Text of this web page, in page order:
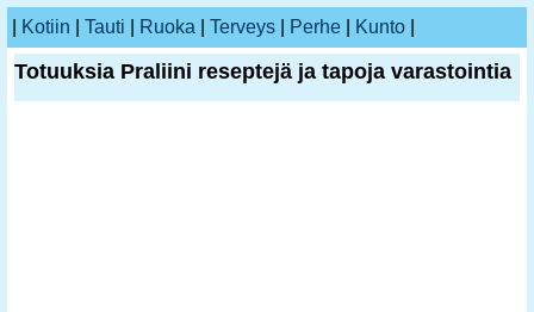
Kotiin Tauti Ruoka Terveys Perhe Kunto
Totuuksia Praliini reseptejä ja tapoja varastointia